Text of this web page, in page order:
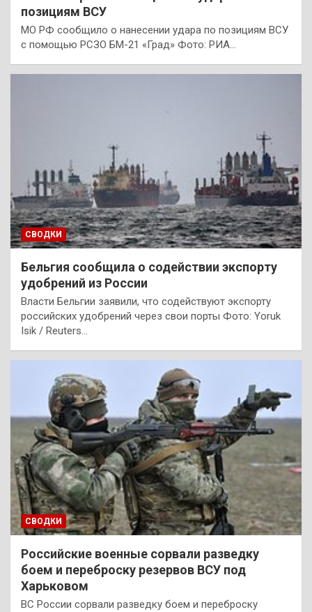
позициям ВСУ
МО РФ сообщило о нанесении удара по позициям ВСУ
с помощью РСЗО БМ-21 «Град» Фото: РИА…
СВОДКИ
Бельгия сообщила о содействии экспорту
удобрений из России
Власти Бельгии заявили, что содействуют экспорту
российских удобрений через свои порты Фото: Yoruk
Isik / Reuters…
СВОДКИ
Российские военные сорвали разведку
боем и переброску резервов ВСУ под
Харьковом
ВС России сорвали разведку боем и переброску